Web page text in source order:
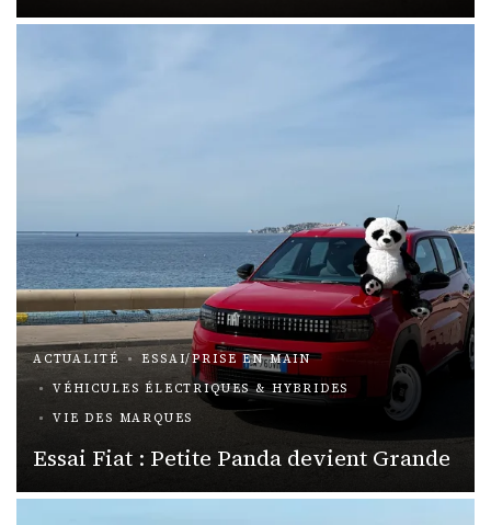
ACTUALITÉ
ESSAI/PRISE EN MAIN
VÉHICULES ÉLECTRIQUES & HYBRIDES
VIE DES MARQUES
Essai Fiat : Petite Panda devient Grande